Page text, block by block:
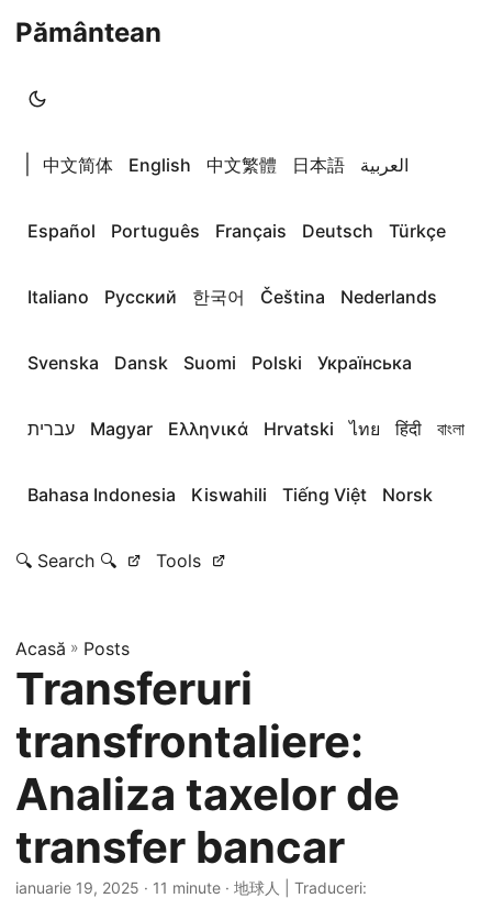
Pământean
中文简体 English 中文繁體 日本語 العربية
Español Português Français Deutsch Türkçe
Italiano Русский 한국어 Čeština Nederlands
Svenska Dansk Suomi Polski Українська
עברית Magyar Ελληνικά Hrvatski ไทย हिंदी বাংলা
Bahasa Indonesia Kiswahili Tiếng Việt Norsk
🔍 Search 🔍 Tools
Acasă » Posts
Transferuri
transfrontaliere:
Analiza taxelor de
transfer bancar
ianuarie 19, 2025 · 11 minute · 地球人 | Traduceri: